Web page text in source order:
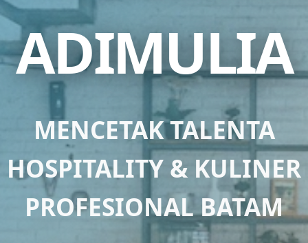
ADIMULIA
MENCETAK TALENTA
HOSPITALITY & KULINER
PROFESIONAL BATAM